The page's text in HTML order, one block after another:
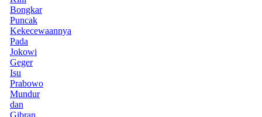
Bongkar
Puncak
Kekecewaannya
Pada
Jokowi
Geger
Isu
Prabowo
Mundur
dan
Gibran